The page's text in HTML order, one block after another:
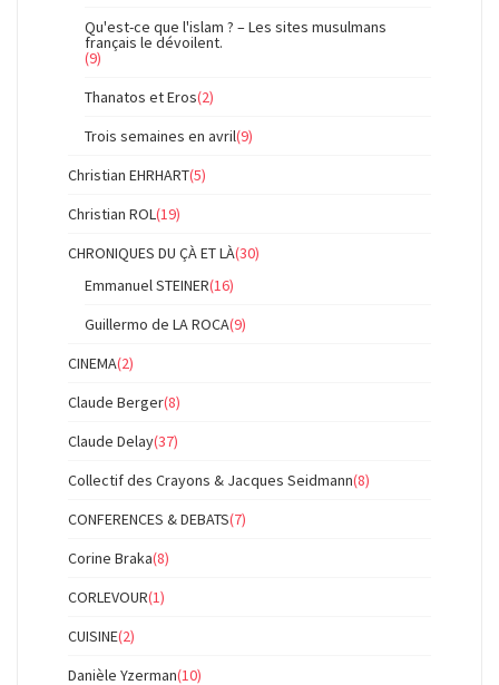
Qu'est-ce que l'islam ? – Les sites musulmans
français le dévoilent.
(9)
Thanatos et Eros(2)
Trois semaines en avril(9)
Christian EHRHART(5)
Christian ROL(19)
CHRONIQUES DU ÇÀ ET LÀ(30)
Emmanuel STEINER(16)
Guillermo de LA ROCA(9)
CINEMA(2)
Claude Berger(8)
Claude Delay(37)
Collectif des Crayons & Jacques Seidmann(8)
CONFERENCES & DEBATS(7)
Corine Braka(8)
CORLEVOUR(1)
CUISINE(2)
Danièle Yzerman(10)